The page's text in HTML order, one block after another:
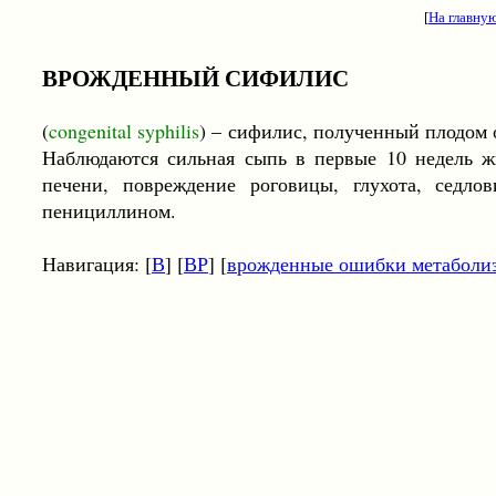
[На
ВРОЖДЕННЫЙ СИФИЛИС
(congenital syphilis) – сифилис, полученный
Наблюдаются сильная сыпь в первые 10 недель
печени, повреждение роговицы, глухота,
пенициллином.
Навигация: [В] [ВР] [врожденные ошибки